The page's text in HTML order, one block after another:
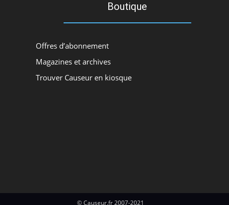
Boutique
Offres d’abonnement
Magazines et archives
Trouver Causeur en kiosque
© Causeur.fr 2007-2021